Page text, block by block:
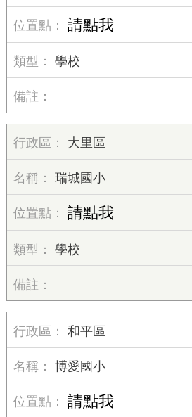
請點我
學校
大里區
瑞城國小
請點我
學校
和平區
博愛國小
請點我